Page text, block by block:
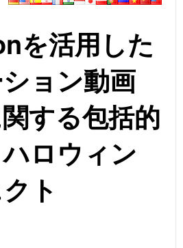
を活用した
ョン動画
する包括的
ロウィン
ト